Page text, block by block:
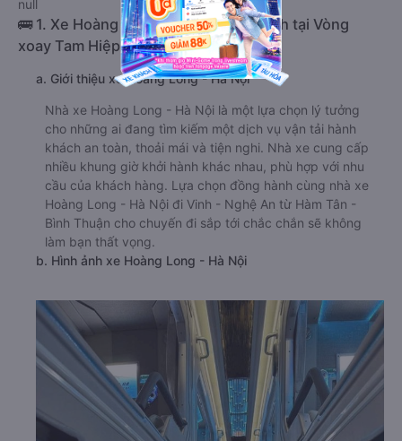
null
🚌 1. Xe Hoàng Long - Hà Nội khởi hành tại Vòng
xoay Tam Hiệp
a. Giới thiệu xe Hoàng Long - Hà Nội
Nhà xe Hoàng Long - Hà Nội là một lựa chọn lý tưởng
cho những ai đang tìm kiếm một dịch vụ vận tải hành
khách an toàn, thoải mái và tiện nghi. Nhà xe cung cấp
nhiều khung giờ khởi hành khác nhau, phù hợp với nhu
cầu của khách hàng. Lựa chọn đồng hành cùng nhà xe
Hoàng Long - Hà Nội đi Vinh - Nghệ An từ Hàm Tân -
Bình Thuận cho chuyến đi sắp tới chắc chắn sẽ không
làm bạn thất vọng.
b. Hình ảnh xe Hoàng Long - Hà Nội